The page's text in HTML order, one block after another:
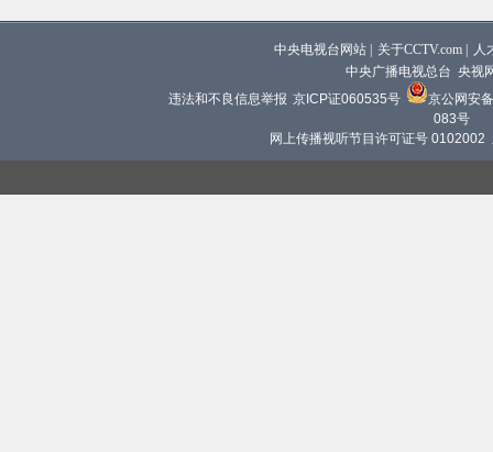
中央电视台网站 关于CCTV.com
人
中央广播电视总台 央视
违法和不良信息举报 京ICP证060535号
京公网安
083号
网上传播视听节目许可证号